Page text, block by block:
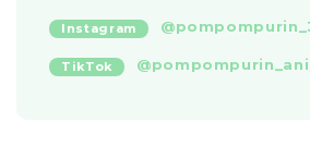
Instagram
TikTok